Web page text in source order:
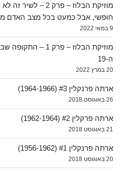
מוזיקת הבלוז – פרק
חופשי, אבל כמעט בכל מצב האדם
9 במאי 2022
מוזיקת הבלוז – פרק
ה-19
20 במרץ 2022
ארתה פרנקלין #3 (1964-1966)
26 באוגוסט 2018
ארתה פרקלין #2 (1962-1964)
21 באוגוסט 2018
ארתה פרנקלין #1 (1956-1962)
20 באוגוסט 2018